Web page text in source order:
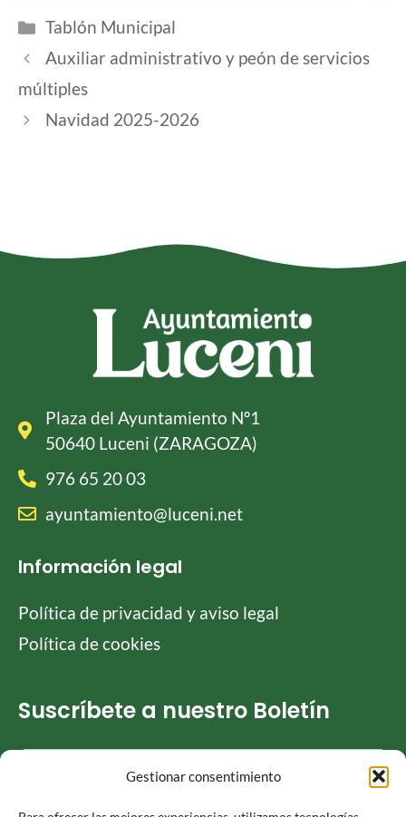
Gestionar consentimiento
Tablón Municipal
Auxiliar administrativo y peón de servicios
múltiples
Navidad 2025-2026
Plaza del Ayuntamiento Nº1
50640 Luceni (ZARAGOZA)
976 65 20 03
ayuntamiento@luceni.net
Información legal
Política de privacidad y aviso legal
Política de cookies
Suscríbete a nuestro Boletín